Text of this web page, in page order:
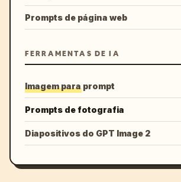
Prompts de página web
FERRAMENTAS DE IA
Imagem para prompt
Prompts de fotografia
Diapositivos do GPT Image 2